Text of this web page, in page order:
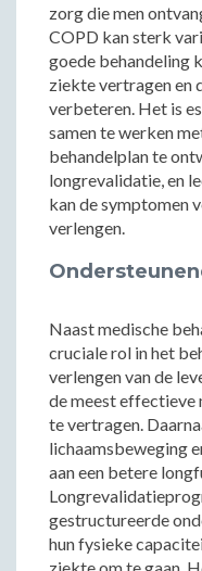
zorg die men
COPD kan sterk
goede behandeling
ziekte vertragen en
verbeteren. Het is
samen te werken
behandelplan te
longrevalidatie, en
kan de symptomen
verlengen.
Naast medische
cruciale rol in het
verlengen van de
de meest effectieve
te vertragen.
lichaamsbeweging
aan een betere
gestructureerde
hun fysieke